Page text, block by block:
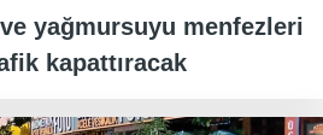
yağmursuyu menfezleri
kapattıracak